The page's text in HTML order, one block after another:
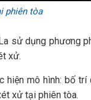
phiên tòa
sử dụng phương
xử.
mô hình: bố
xử tại phiên tòa.